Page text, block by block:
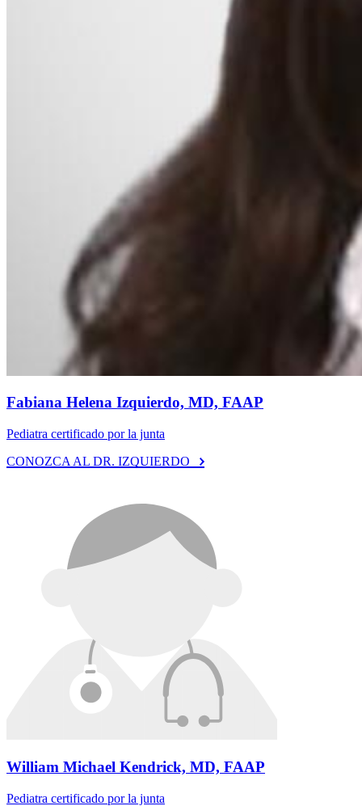
Fabiana Helena Izquierdo, MD, FAAP
Pediatra certificado por la junta
CONOZCA AL DR. IZQUIERDO
William Michael Kendrick, MD, FAAP
Pediatra certificado por la junta